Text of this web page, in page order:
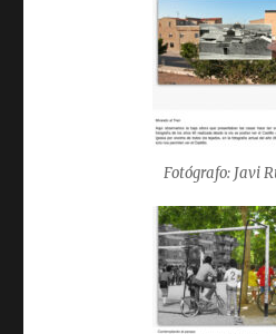
Fotógrafo: Javi